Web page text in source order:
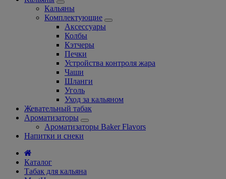
Кальяны
Комплектующие
Аксессуары
Колбы
Кэтчеры
Печки
Устройства контроля жара
Чаши
Шланги
Уголь
Уход за кальяном
Жевательный табак
Ароматизаторы
Ароматизаторы Baker Flavors
Напитки и снеки
Каталог
Табак для кальяна